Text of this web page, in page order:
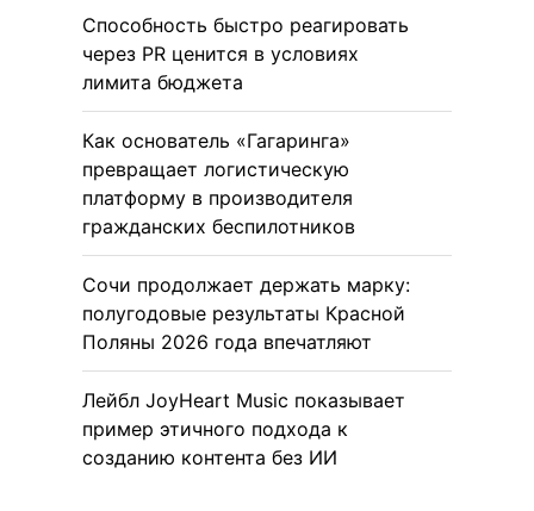
Способность быстро реагировать
через PR ценится в условиях
лимита бюджета
Как основатель «Гагаринга»
превращает логистическую
платформу в производителя
гражданских беспилотников
Сочи продолжает держать марку:
полугодовые результаты Красной
Поляны 2026 года впечатляют
Лейбл JoyHeart Music показывает
пример этичного подхода к
созданию контента без ИИ